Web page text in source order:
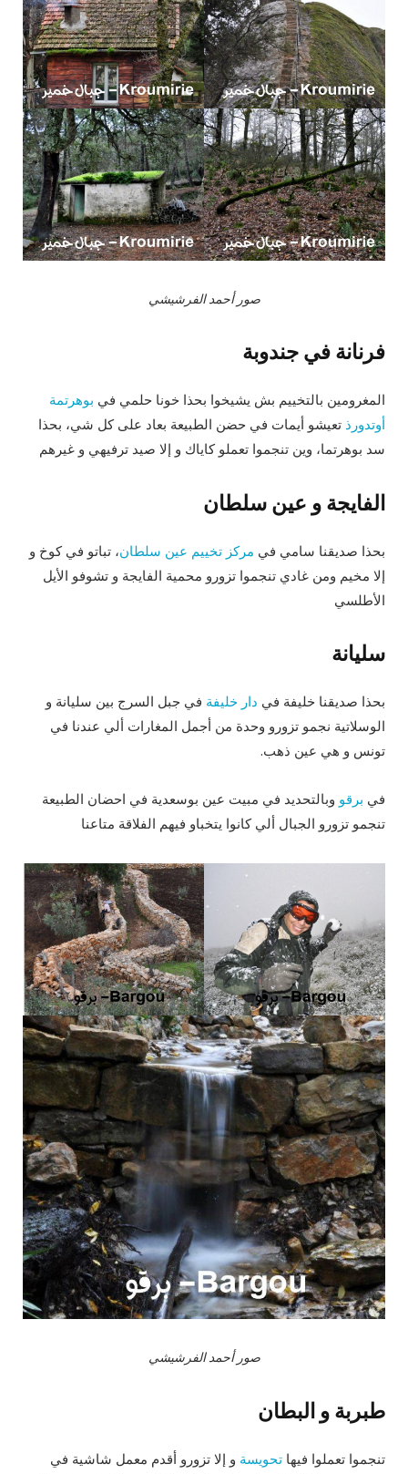
صور أحمد الفرشيشي
فرنانة في جندوبة
المغرومين بالتخييم بش يشيخوا بحذا خونا حلمي في بوهرتمة
أوتدورذ تعيشو أيمات في حضن الطبيعة بعاد على كل شي، بحذا
سد بوهرتما، وين تنجموا تعملو كاياك و إلا صيد ترفيهي و غيرهم
الفايجة و عين سلطان
بحذا صديقنا سامي في مركز تخييم عين سلطان، تباتو في كوخ و
إلا مخيم ومن غادي تنجموا تزورو محمية الفايجة و تشوفو الأيل
الأطلسي
سليانة
بحذا صديقنا خليفة في دار خليفة في جبل السرج بين سليانة و
الوسلاتية نجمو تزورو وحدة من أجمل المغارات ألي عندنا في
تونس و هي عين ذهب.
في برقو وبالتحديد في مبيت عين بوسعدية في احضان الطبيعة
تنجمو تزورو الجبال ألي كانوا يتخباو فيهم الفلاقة متاعنا
صور أحمد الفرشيشي
طبربة و البطان
تنجموا تعملوا فيها تحويسة و إلا تزورو أقدم معمل شاشية في